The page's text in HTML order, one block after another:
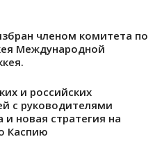
членом комитета по
Международной
и российских
с руководителями
и новая стратегия на
Каспию